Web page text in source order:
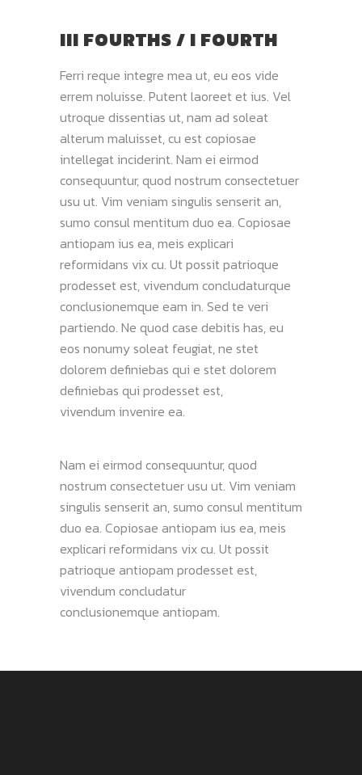
III FOURTHS / I FOURTH
Ferri reque integre mea ut, eu eos vide
errem noluisse. Putent laoreet et ius. Vel
utroque dissentias ut, nam ad soleat
alterum maluisset, cu est copiosae
intellegat inciderint. Nam ei eirmod
consequuntur, quod nostrum consectetuer
usu ut. Vim veniam singulis senserit an,
sumo consul mentitum duo ea. Copiosae
antiopam ius ea, meis explicari
reformidans vix cu. Ut possit patrioque
prodesset est, vivendum concludaturque
conclusionemque eam in. Sed te veri
partiendo. Ne quod case debitis has, eu
eos nonumy soleat feugiat, ne stet
dolorem definiebas qui e stet dolorem
definiebas qui prodesset est,
vivendum invenire ea.
Nam ei eirmod consequuntur, quod
nostrum consectetuer usu ut. Vim veniam
singulis senserit an, sumo consul mentitum
duo ea. Copiosae antiopam ius ea, meis
explicari reformidans vix cu. Ut possit
patrioque antiopam prodesset est,
vivendum concludatur
conclusionemque antiopam.